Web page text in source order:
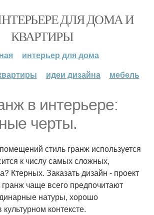
ДЛЯ ДОМА И
КВАРТИРЫ
интерьер для дома
идеи дизайна мебель
в интерьере:
черты.
стиль гранж используется
к числу самых сложных,
Ктерных. Заказать дизайн - проект
чаще всего предпочитают
натуры, хорошо
контексте.